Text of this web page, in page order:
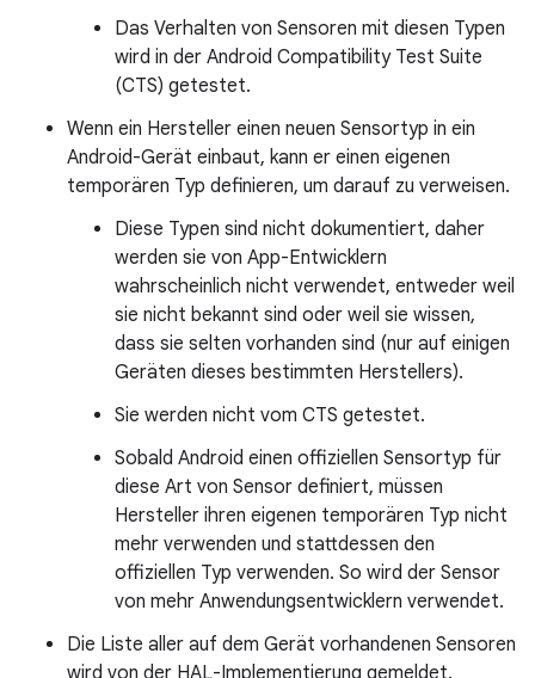
Das Verhalten von Sensoren mit diesen Typen
wird in der Android Compatibility Test Suite
(CTS) getestet.
Wenn ein Hersteller einen neuen Sensortyp in ein
Android-Gerät einbaut, kann er einen eigenen
temporären Typ definieren, um darauf zu verweisen.
Diese Typen sind nicht dokumentiert, daher
werden sie von App-Entwicklern
wahrscheinlich nicht verwendet, entweder weil
sie nicht bekannt sind oder weil sie wissen,
dass sie selten vorhanden sind (nur auf einigen
Geräten dieses bestimmten Herstellers).
Sie werden nicht vom CTS getestet.
Sobald Android einen offiziellen Sensortyp für
diese Art von Sensor definiert, müssen
Hersteller ihren eigenen temporären Typ nicht
mehr verwenden und stattdessen den
offiziellen Typ verwenden. So wird der Sensor
von mehr Anwendungsentwicklern verwendet.
Die Liste aller auf dem Gerät vorhandenen Sensoren
wird von der HAL-Implementierung gemeldet.